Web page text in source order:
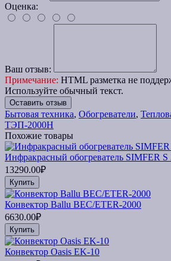
Оценка:
Ваш отзыв:
Примечание: HTML разметка не
Используйте обычный текст.
Оставить отзыв
Бытовая техника, Обогреватели,
ТЭП-2000Н
Похожие товары
Инфракрасный обогреватель SIMFER S
13290.00₽
Купить
Конвектор Ballu BEC/ETER-2000
6630.00₽
Купить
Конвектор Oasis EK-10